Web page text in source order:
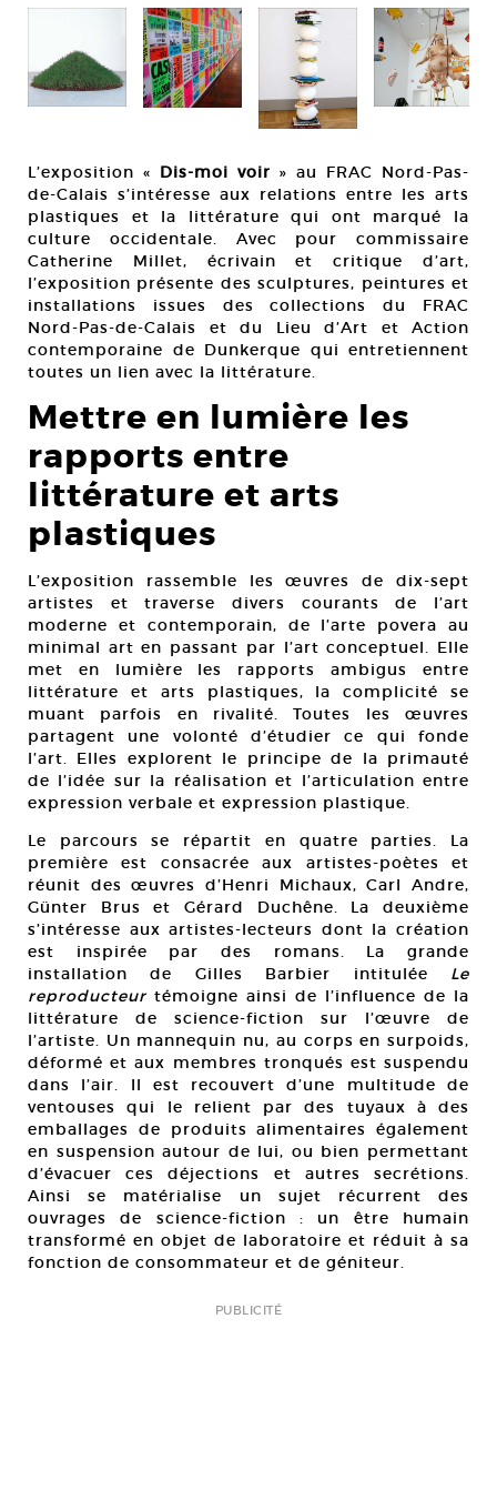
L’exposition « Dis-moi voir » au FRAC Nord-Pas-
de-Calais s’intéresse aux relations entre les arts
plastiques et la littérature qui ont marqué la
culture occidentale. Avec pour commissaire
Catherine Millet, écrivain et critique d’art,
l’exposition présente des sculptures, peintures et
installations issues des collections du FRAC
Nord-Pas-de-Calais et du Lieu d’Art et Action
contemporaine de Dunkerque qui entretiennent
toutes un lien avec la littérature.
Mettre en lumière les
rapports entre
littérature et arts
plastiques
L’exposition rassemble les œuvres de dix-sept
artistes et traverse divers courants de l’art
moderne et contemporain, de l’arte povera au
minimal art en passant par l’art conceptuel. Elle
met en lumière les rapports ambigus entre
littérature et arts plastiques, la complicité se
muant parfois en rivalité. Toutes les œuvres
partagent une volonté d’étudier ce qui fonde
l’art. Elles explorent le principe de la primauté
de l’idée sur la réalisation et l’articulation entre
expression verbale et expression plastique.
Le parcours se répartit en quatre parties. La
première est consacrée aux artistes-poètes et
réunit des œuvres d’Henri Michaux, Carl Andre,
Günter Brus et Gérard Duchêne. La deuxième
s’intéresse aux artistes-lecteurs dont la création
est inspirée par des romans. La grande
installation de Gilles Barbier intitulée Le
reproducteur témoigne ainsi de l’influence de la
littérature de science-fiction sur l’œuvre de
l’artiste. Un mannequin nu, au corps en surpoids,
déformé et aux membres tronqués est suspendu
dans l’air. Il est recouvert d’une multitude de
ventouses qui le relient par des tuyaux à des
emballages de produits alimentaires également
en suspension autour de lui, ou bien permettant
d’évacuer ces déjections et autres secrétions.
Ainsi se matérialise un sujet récurrent des
ouvrages de science-fiction : un être humain
transformé en objet de laboratoire et réduit à sa
fonction de consommateur et de géniteur.
PUBLICITÉ